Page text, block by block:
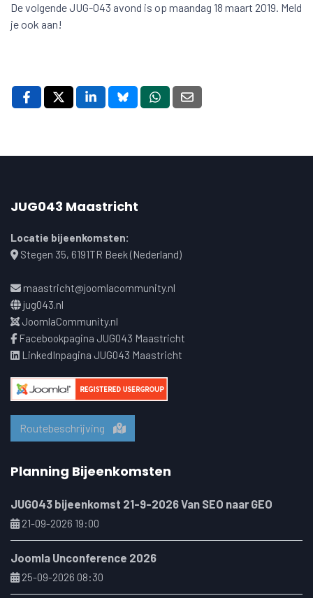
De volgende JUG-043 avond is op maandag 18 maart 2019. Meld
je ook aan!
JUG043 Maastricht
Locatie bijeenkomsten:
Stegen 35, 6191TR Beek (Nederland)
maastricht@joomlacommunity.nl
jug043.nl
JoomlaCommunity.nl
Facebookpagina JUG043 Maastricht
LinkedInpagina JUG043 Maastricht
Routebeschrijving
Planning Bijeenkomsten
JUG043 bijeenkomst 21-9-2026 Van SEO naar GEO
21-09-2026 19:00
Joomla Unconference 2026
25-09-2026 08:30